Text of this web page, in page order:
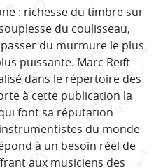
: richesse du timbre sur
du coulisseau,
du murmure le plus
puissante. Marc Reift
dans le répertoire des
à cette publication la
font sa réputation
du monde
à un besoin réel de
aux musiciens des